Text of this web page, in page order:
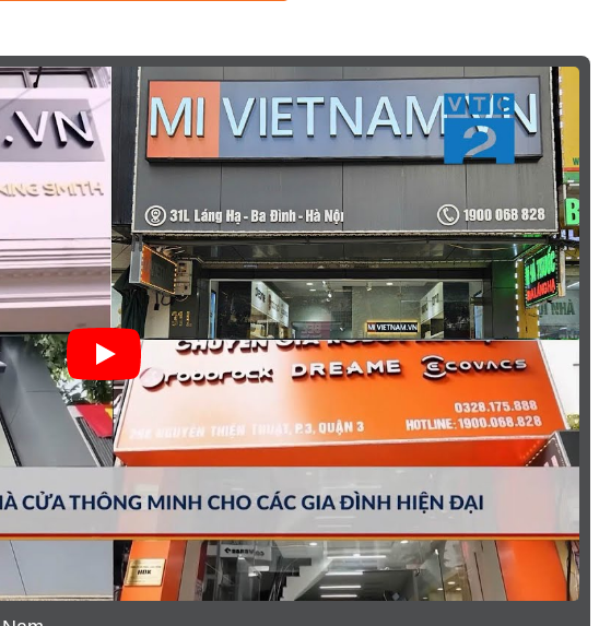
CHUNG THƯỜNG GẶP
chưa?
Mi Việt Nam có hỗ trợ không? Liên hệ bằng cách nào?
có như nhau không?